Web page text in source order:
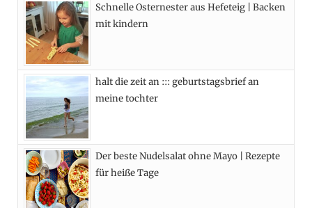
k
e
a
s
Schnelle Osternester aus Hefeteig | Backen
mit kindern
halt die zeit an ::: geburtstagsbrief an
meine tochter
Der beste Nudelsalat ohne Mayo | Rezepte
für heiße Tage